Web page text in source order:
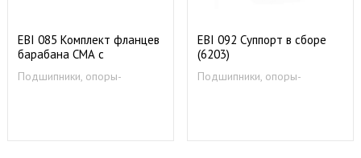
EBI 085 Комплект фланцев
барабана СМА с
вертикальной загрузкой
480110100802
Подшипники, опоры-
EBI 092 Суппорт в сборе
(6203)
Подшипники, опоры-